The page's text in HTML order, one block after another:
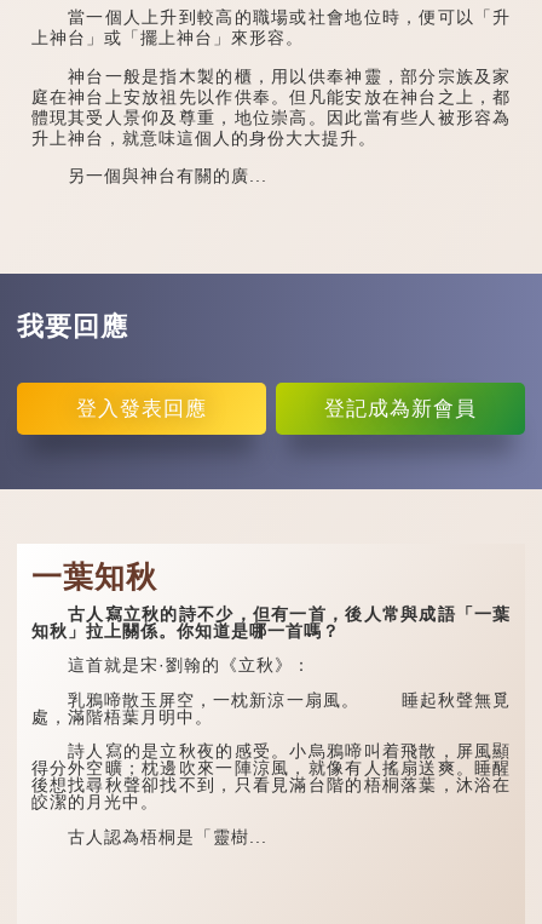
當一個人上升到較高的職場或社會地位時，便可以「升
上神台」或「擺上神台」來形容。
神台一般是指木製的櫃，用以供奉神靈，部分宗族及家
庭在神台上安放祖先以作供奉。但凡能安放在神台之上，都
體現其受人景仰及尊重，地位崇高。因此當有些人被形容為
升上神台，就意味這個人的身份大大提升。
另一個與神台有關的廣...
我要回應
登入 發表回應 登記成為新會員
一葉知秋
古人寫立秋的詩不少，但有一首，後人常與成語「一葉
知秋」拉上關係。你知道是哪一首嗎？
這首就是宋·劉翰的《立秋》：
乳鴉啼散玉屏空，一枕新涼一扇風。 睡起秋聲無覓
處，滿階梧葉月明中。
詩人寫的是立秋夜的感受。小烏鴉啼叫着飛散，屏風顯
得分外空曠；枕邊吹來一陣涼風，就像有人搖扇送爽。睡醒
後想找尋秋聲卻找不到，只看見滿台階的梧桐落葉，沐浴在
皎潔的月光中。
古人認為梧桐是「靈樹...